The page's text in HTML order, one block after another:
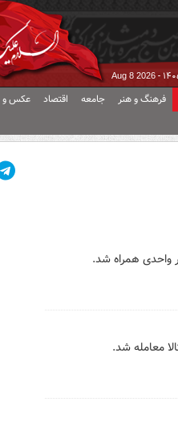
Aug 8 2026
فرهنگ و هنر جامعه اقتصاد عکس و